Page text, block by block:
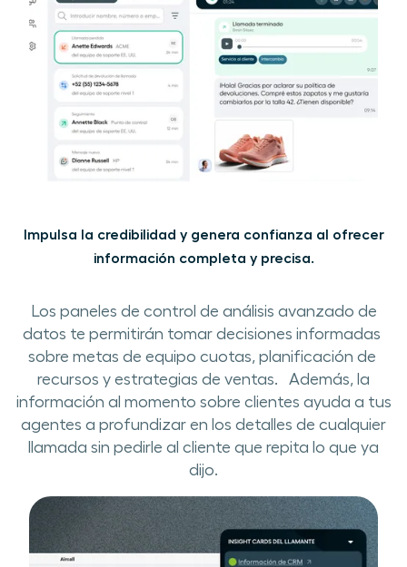
Impulsa la credibilidad y genera confianza al ofrecer
información completa y precisa.
Los paneles de control de​ análisis avanzado de
datos te​ permitirán tomar decisiones ​informadas​​ ​
sobre​ metas de equipo​ cuotas, planificación de ​
recursos y estrategias de ventas. ​​ ​ Además, la
información ​al momento sobre clientes ayuda a tus
agentes a profundizar en los detalles de cualquier
llamada sin pedir​le​ al cliente que repita lo que​ ya​
dijo.